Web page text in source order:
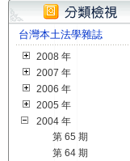
台灣本土法學雜誌
2008 年
2007 年
2006 年
2005 年
2004 年
第 65 期
第 64 期